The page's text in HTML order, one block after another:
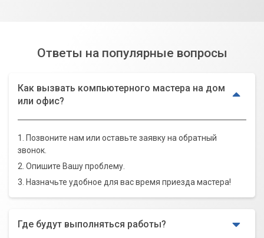
Ответы на популярные вопросы
Как вызвать компьютерного мастера на дом
или офис?
1. Позвоните нам или оставьте заявку на обратный
звонок.
2. Опишите Вашу проблему.
3. Назначьте удобное для вас время приезда мастера!
Где будут выполняться работы?